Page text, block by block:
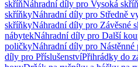
skříňNáhradní díly pro Vysoká skříň
skříňkyNáhradní díly pro Středně
skříňkyNáhradní díly pro Závěsné
nábytekNáhradní díly pro Další
poličkyNáhradní díly pro Nástěnné
díly pro PříslušenstvíPřihrádky do